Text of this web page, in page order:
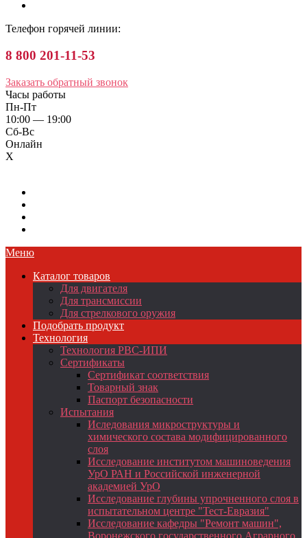
Телефон горячей линии:
8 800 201-11-53
Заказать обратный звонок
Часы работы
Пн-Пт
10:00 — 19:00
Сб-Вс
Онлайн
X
Меню
Каталог товаров
Для двигателя
Для трансмиссии
Для стрелкового оружия
Подобрать продукт
Технология
Технология РВС-ИПИ
Сертификаты
Сертификат соответствия
Товарный знак
Паспорт безопасности
Испытания
Иследования микроструктуры и
химического состава модифицированного
слоя
Исследование институтом машиноведения
УрО РАН и Российской инженерной
академией УрО
Исследование глубины упрочненного слоя в
испытательном центре "Тест-Евразия"
Исследование кафедры "Ремонт машин",
Воронежского государственного Аграрного